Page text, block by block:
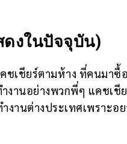
ดงในปัจจุบัน)
ชเชียร์ตามห้าง ที่คนมาซื้
านอย่างพวกพี่ๆ แคชเชีย
านต่างประเทศเพราะอ